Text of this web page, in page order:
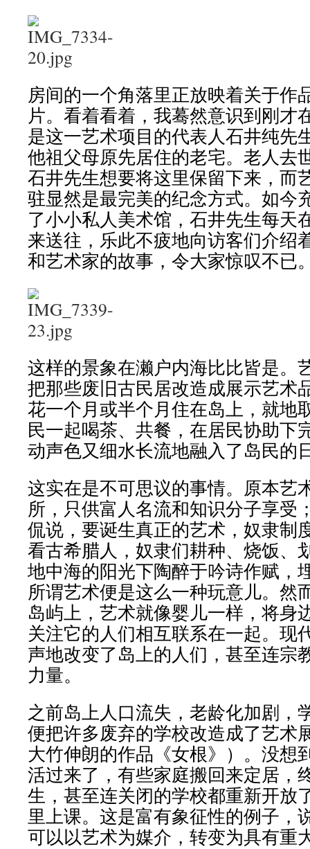
房间的一个角落里正放映着关于作
片。看着看着，我蓦然意识到刚才
是这一艺术项目的代表人石井纯先
他祖父母原先居住的老宅。老人去
石井先生想要将这里保留下来，而
驻显然是最完美的纪念方式。如今
了小小私人美术馆，石井先生每天
来送往，乐此不疲地向访客们介绍
和艺术家的故事，令大家惊叹不已
这样的景象在濑户内海比比皆是。
把那些废旧古民居改造成展示艺术
花一个月或半个月住在岛上，就地
民一起喝茶、共餐，在居民协助下
动声色又细水长流地融入了岛民的
这实在是不可思议的事情。原本艺
所，只供富人名流和知识分子享受
侃说，要诞生真正的艺术，奴隶制
看古希腊人，奴隶们耕种、烧饭、
地中海的阳光下陶醉于吟诗作赋
所谓艺术便是这么一种玩意儿。然
岛屿上，艺术就像婴儿一样，将身
关注它的人们相互联系在一起。现
声地改变了岛上的人们，甚至连宗
力量。
之前岛上人口流失，老龄化加剧，
便把许多废弃的学校改造成了艺术
大竹伸朗的作品《女根》）。没想
活过来了，有些家庭搬回来定居，
生，甚至连关闭的学校都重新开放
里上课。这是富有象征性的例子，
可以以艺术为媒介，转变为具有重